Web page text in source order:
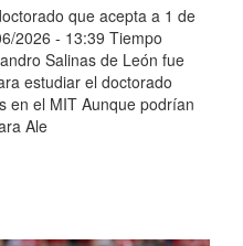
que acepta a 1 de
2026 - 13:39 Tiempo
Salinas de León fue
estudiar el doctorado
en el MIT Aunque podrían
Ale